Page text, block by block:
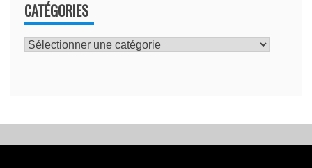
CATÉGORIES
Catégories